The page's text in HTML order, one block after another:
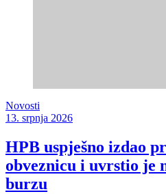
Novosti
13. srpnja 2026
HPB uspješno izdao
obveznicu i uvrstio je
burzu